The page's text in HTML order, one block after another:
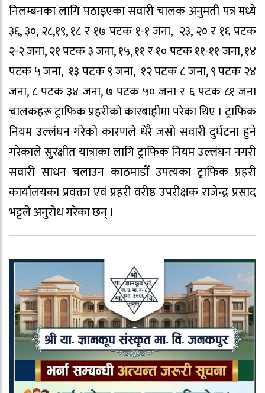
निलम्बनका लागि पठाइएका सवारी चालक अनुमती पत्र मध्ये
३६, ३०, २८,१९, १८ र १७ पटक १-१ जना, २३, २० र १६ पटक
२-२ जना, २१ पटक ३ जना, १५, ११ र १० पटक ११-११ जना, १४
पटक ५ जना, १३ पटक ९ जना, १२ पटक ८ जना, ९ पटक २४
जना, ८ पटक ३४ जना, ७ पटक ५० जना र ६ पटक ८१ जना
चालकहरू ट्राफिक प्रहरीको कारबाहीमा परेका थिए । ट्राफिक
नियम उल्लंघन गरेको कारणले धेरै जसो सवारी दुर्घटना हुने
गरेकाले सुरक्षीत यात्राका लागि ट्राफिक नियम उल्लंघन नगरी
सवारी साधन चलाउन काठमाडौँ उपत्यका ट्राफिक प्रहरी
कार्यालयका प्रवक्ता एवं प्रहरी वरीष्ठ उपरीक्षक राजेन्द्र प्रसाद
भट्टले अनुरोध गरेका छन् ।